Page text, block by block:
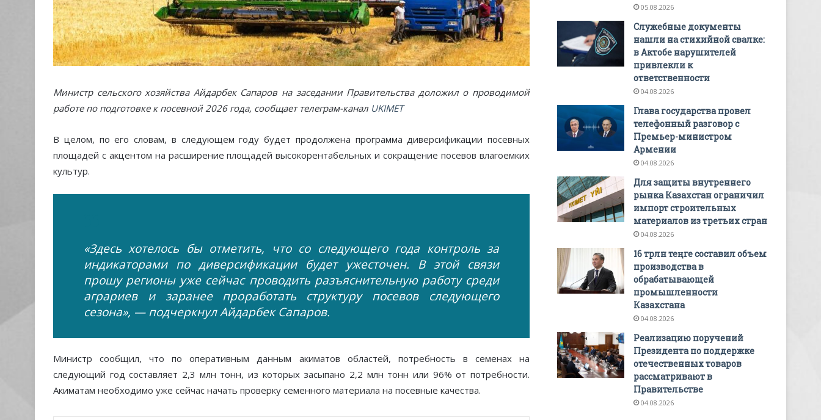
Министр сельского хозяйства Айдарбек Сапаров на заседании Правительства доложил о проводимой
работе по подготовке к посевной 2026 года, сообщает телеграм-канал UKIMET
В целом, по его словам, в следующем году будет продолжена программа диверсификации посевных
площадей с акцентом на расширение площадей высокорентабельных и сокращение посевов влагоемких
культур.
«Здесь хотелось бы отметить, что со следующего года контроль за
индикаторами по диверсификации будет ужесточен. В этой связи
прошу регионы уже сейчас проводить разъяснительную работу среди
аграриев и заранее проработать структуру посевов следующего
сезона», — подчеркнул Айдарбек Сапаров.
Министр сообщил, что по оперативным данным акиматов областей, потребность в семенах на
следующий год составляет 2,3 млн тонн, из которых засыпано 2,2 млн тонн или 96% от потребности.
Акиматам необходимо уже сейчас начать проверку семенного материала на посевные качества.
05.08.2026
Служебные документы
нашли на стихийной свалке:
в Актобе нарушителей
привлекли к
ответственности
04.08.2026
Глава государства провел
телефонный разговор с
Премьер-министром
Армении
04.08.2026
Для защиты внутреннего
рынка Казахстан ограничил
импорт строительных
материалов из третьих стран
04.08.2026
16 трлн теңге составил объем
производства в
обрабатывающей
промышленности
Казахстана
04.08.2026
Реализацию поручений
Президента по поддержке
отечественных товаров
рассматривают в
Правительстве
04.08.2026